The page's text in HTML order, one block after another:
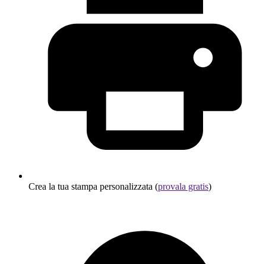
Crea la tua stampa personalizzata (provala gratis)